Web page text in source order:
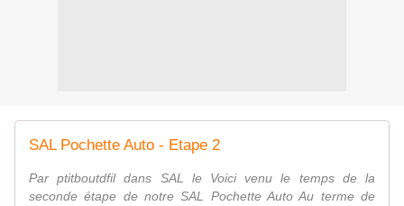
SAL Pochette Auto - Etape 2
Par ptitboutdfil dans SAL le Voici venu le temps de la
seconde étape de notre SAL Pochette Auto Au terme de